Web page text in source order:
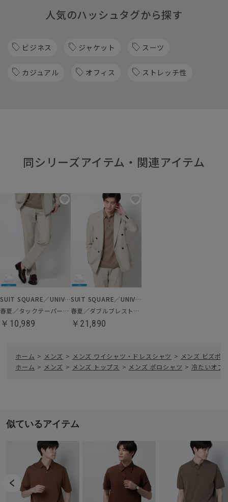
人気のハッシュタグから探す
ビジネス ジャケット スーツ
カジュアル オフィス ストレッチ性
同シリーズアイテム・関連アイテム
SUIT SQUARE／UNIVERSAL LANGUAGE
春夏／タックテーパードパンツ
￥10,989
SUIT SQUARE／UNIVERSAL LANGUAGE
春夏／ダブルブレストジャケット
￥21,890
ホーム > メンズ > メンズ ワイシャツ・ドレスシャツ > メンズ ビズポロ
ホーム > メンズ > メンズ トップス > メンズ ポロシャツ > 冷たいオフ